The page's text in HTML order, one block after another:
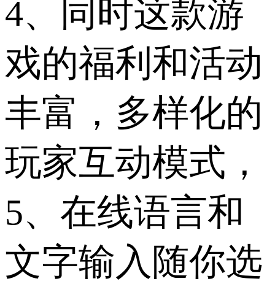
4、同时这款游
戏的福利和活动
丰富，多样化的
玩家互动模式，
5、在线语言和
文字输入随你选